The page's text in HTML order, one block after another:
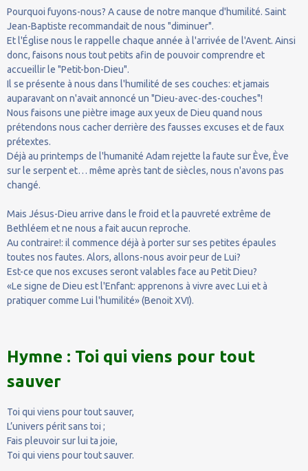
Pourquoi fuyons-nous? A cause de notre manque d'humilité. Saint
Jean-Baptiste recommandait de nous "diminuer".
Et l'Église nous le rappelle chaque année à l'arrivée de l'Avent. Ainsi
donc, faisons nous tout petits afin de pouvoir comprendre et
accueillir le "Petit-bon-Dieu".
Il se présente à nous dans l'humilité de ses couches: et jamais
auparavant on n'avait annoncé un "Dieu-avec-des-couches"!
Nous faisons une piètre image aux yeux de Dieu quand nous
prétendons nous cacher derrière des fausses excuses et de faux
prétextes.
Déjà au printemps de l'humanité Adam rejette la faute sur Ève, Ève
sur le serpent et… même après tant de siècles, nous n'avons pas
changé.
Mais Jésus-Dieu arrive dans le froid et la pauvreté extrême de
Bethléem et ne nous a fait aucun reproche.
Au contraire!: il commence déjà à porter sur ses petites épaules
toutes nos fautes. Alors, allons-nous avoir peur de Lui?
Est-ce que nos excuses seront valables face au Petit Dieu?
«Le signe de Dieu est l'Enfant: apprenons à vivre avec Lui et à
pratiquer comme Lui l'humilité» (Benoit XVI).
Hymne : Toi qui viens pour tout
sauver
Toi qui viens pour tout sauver,
L’univers périt sans toi ;
Fais pleuvoir sur lui ta joie,
Toi qui viens pour tout sauver.